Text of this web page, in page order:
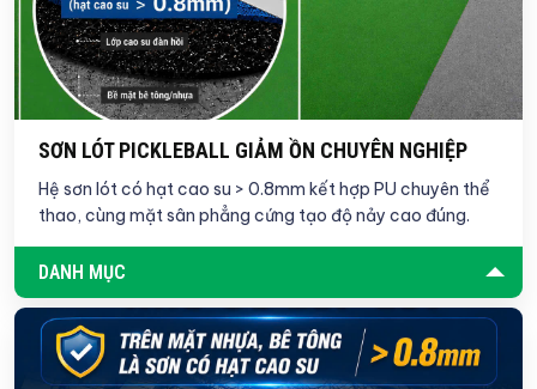
SƠN LÓT PICKLEBALL GIẢM ỒN CHUYÊN NGHIỆP
Hệ sơn lót có hạt cao su > 0.8mm kết hợp PU chuyên thể
thao, cùng mặt sân phẳng cứng tạo độ nảy cao đúng.
DANH MỤC